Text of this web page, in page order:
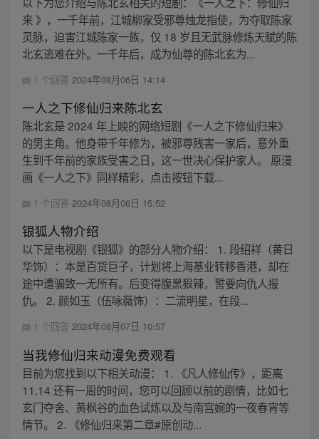
来 》，一千年前，江城柳家受邪尊烛龙指使，为夺取陈家
灵脉，迫害江城陈家一族，仅 18 岁且无武脉修炼天赋的陈
北玄逃难在外。一千年后，成为仙尊的陈北玄为...
1 个回答 2024年08月06日 14:14
一人之下修仙归来陈北玄
陈北玄是 2024 年上映的网络短剧《一人之下修仙归来》
的男主角。他身带千年修为，被邪尊残害一家后，意外重
生到千年前的家族受害之日，这一世决心保护家人。 原漫
画《一人之下》同样精彩，点击按钮下载...
1 个回答 2024年08月06日 15:52
银狐人物介绍
以下是电视剧《银狐》的部分人物介绍： 1. 段绍祥（黄日
华饰）：本是百货巨子，计划将上海基业转移香港，却在
途中遭骗致一无所有。后变得腹黑狠辣，誓要向仇人报
仇。 2. 颜如玉（伍咏薇饰）：二流明星，在段...
1 个回答 2024年08月07日 10:57
当我修仙归来动漫免费观看
目前为您找到以下相关动漫： 1. 《凡人修仙传》，距离
11.14 还有一周的时间，您可以回顾以前的剧情，比如七
玄门夺舍、黄枫谷的血色试炼以及与南宫婉的一夜春宵等
情节。 2. 《修仙归来第二章#原创动...